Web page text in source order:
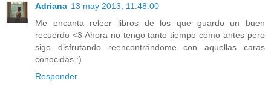
Adriana 13 may 2013, 11:48:00
Me encanta releer libros de los que guardo un buen
recuerdo <3 Ahora no tengo tanto tiempo como antes pero
sigo disfrutando reencontrándome con aquellas caras
conocidas :)
Responder